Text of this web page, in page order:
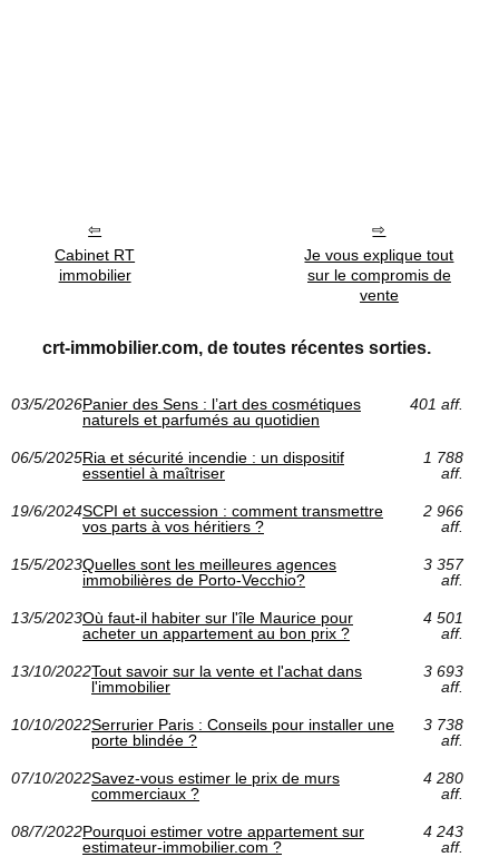
Cabinet RT
immobilier
Je vous explique tout
sur le compromis de
vente
crt-immobilier.com, de toutes récentes sorties.
03/5/2026Panier des Sens : l’art des cosmétiques
naturels et parfumés au quotidien
401 aff.
06/5/2025Ria et sécurité incendie : un dispositif
essentiel à maîtriser
1 788
aff.
19/6/2024SCPI et succession : comment transmettre
vos parts à vos héritiers ?
2 966
aff.
15/5/2023Quelles sont les meilleures agences
immobilières de Porto-Vecchio?
3 357
aff.
13/5/2023Où faut-il habiter sur l'île Maurice pour
acheter un appartement au bon prix ?
4 501
aff.
13/10/2022Tout savoir sur la vente et l'achat dans
l'immobilier
3 693
aff.
10/10/2022Serrurier Paris : Conseils pour installer une
porte blindée ?
3 738
aff.
07/10/2022Savez-vous estimer le prix de murs
commerciaux ?
4 280
aff.
08/7/2022Pourquoi estimer votre appartement sur
estimateur-immobilier.com ?
4 243
aff.